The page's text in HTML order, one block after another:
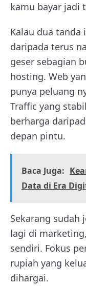
kamu bayar jadi
Kalau dua
daripada terus
geser sebagian
hosting. Web
punya peluang
Traffic yang
berharga
depan pintu.
Baca Juga:
Data di Era
Sekarang sudah
lagi di
sendiri. Fokus
rupiah yang
dihargai.